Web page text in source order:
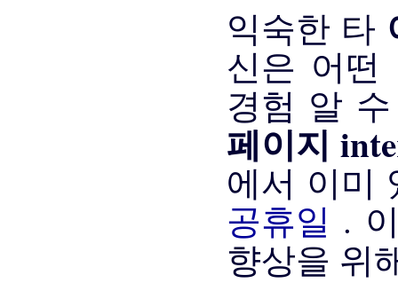
익숙한 타
신은 어떤
경험 알
페이지
에서 이미
공휴일 .
향상을 위